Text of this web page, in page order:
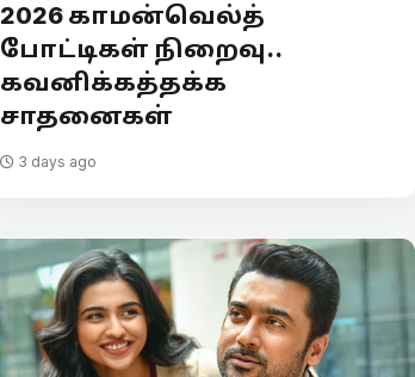
2026 காமன்வெல்த்
போட்டிகள் நிறைவு..
கவனிக்கத்தக்க
சாதனைகள்
3 days ago